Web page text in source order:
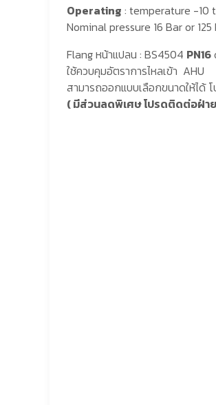
Operating : temperature -10
Nominal pressure 16 Bar or 125
Flang หน้าแปลน : BS4504 PN16
ใช้ควบคุมอัตราการไหลเข้า AHU
สามารถออกแบบเลือกขนาดให้ได้
( มีส่วนลดพิเศษ โปรดติดต่อฝ่า